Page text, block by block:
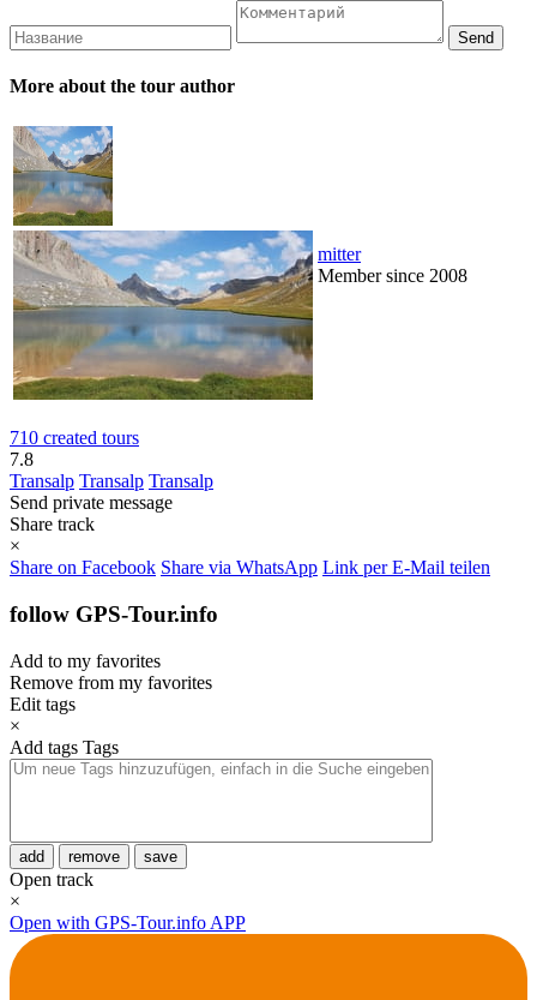
More about the tour author
mitter
Member since 2008
710 created tours
7.8
Transalp Transalp Transalp
Send private message
Share track
×
Share on Facebook Share via WhatsApp Link per E-Mail teilen
follow GPS-Tour.info
Add to my favorites
Remove from my favorites
Edit tags
×
Add tags Tags
add remove save
Open track
×
Open with GPS-Tour.info APP